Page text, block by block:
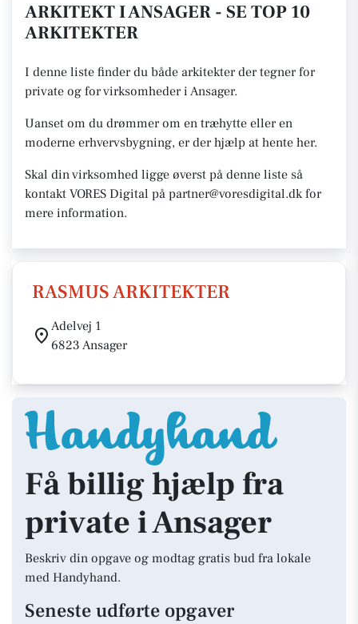
ARKITEKT I ANSAGER - SE TOP 10
ARKITEKTER
I denne liste finder du både arkitekter der tegner for
private og for virksomheder i Ansager.
Uanset om du drømmer om en træhytte eller en
moderne erhvervsbygning, er der hjælp at hente her.
Skal din virksomhed ligge øverst på denne liste så
kontakt VORES Digital på partner@voresdigital.dk for
mere information.
RASMUS ARKITEKTER
Adelvej 1
6823 Ansager
Få billig hjælp fra
private i Ansager
Beskriv din opgave og modtag gratis bud fra lokale
med Handyhand.
Seneste udførte opgaver